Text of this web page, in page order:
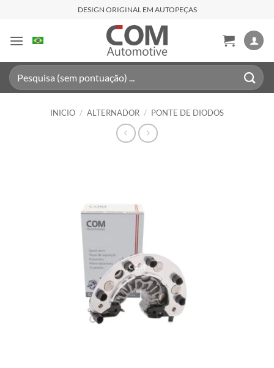
contenido
DESIGN ORIGINAL EM AUTOPEÇAS
Buscar
por:
INICIO / ALTERNADOR / PONTE DE DIODOS